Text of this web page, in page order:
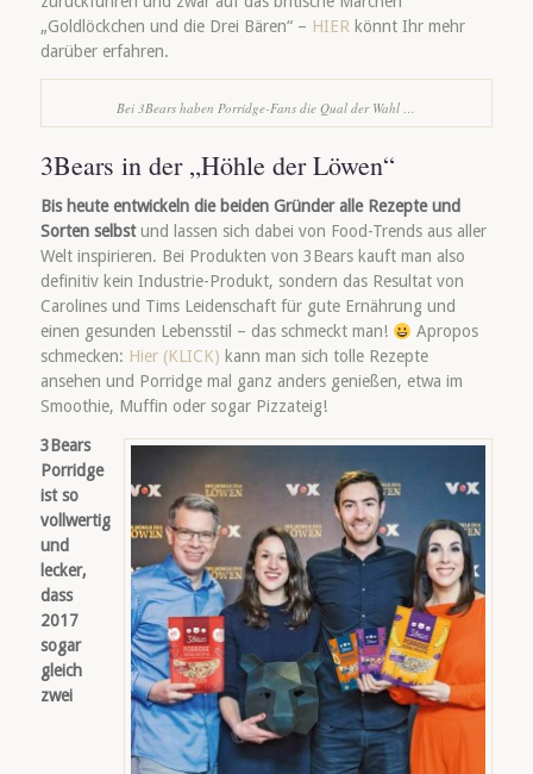
„Goldlöckchen und die Drei Bären“ – HIERkönnt Ihr mehr
darüber erfahren.
Bei 3Bears haben Porridge-Fans die Qual der Wahl …
3Bears in der „Höhle der Löwen“
Bis heute entwickeln die beiden Gründer alle Rezepte und
Sorten selbstund lassen sich dabei von Food-Trends aus aller
Welt inspirieren. Bei Produkten von 3Bears kauft man also
definitiv kein Industrie-Produkt, sondern das Resultat von
Carolines und Tims Leidenschaft für gute Ernährung und
einen gesunden Lebensstil – das schmeckt man!
Apropos
schmecken: Hier (KLICK) kann man sich tolle Rezepte
ansehen und Porridge mal ganz anders genießen, etwa im
Smoothie, Muffin oder sogar Pizzateig!
3Bears
Porridge
ist so
vollwertig
und
lecker,
dass
2017
sogar
gleich
zwei